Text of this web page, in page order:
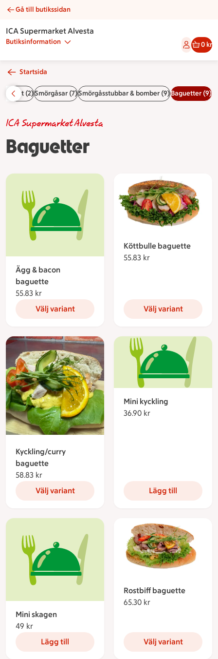
Baguetter | Catering ICA Supermarket Alvesta
Gå till butikssidan
ICA Supermarket Alvesta
Butiksinformation 0 kr
Startsida
(2)Smörgåsar (7)Smörgåsstubbar & bomber (9)Baguetter (9)
Baguetter
ICA Supermarket Alvesta
Ägg & bacon
baguette
55.83 kr
Välj variant
Köttbulle baguette
55.83 kr
Välj variant
Kyckling/curry
baguette
58.83 kr
Välj variant
Mini kyckling
36.90 kr
Lägg till
Mini skagen
49 kr
Lägg till
Rostbiff baguette
65.30 kr
Välj variant